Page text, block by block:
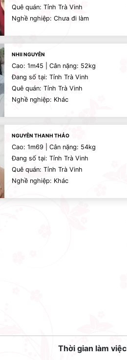
Quê quán: Tỉnh Trà Vinh
Nghề nghiệp: Chưa đi làm
NHII NGUYỄN
Cao: 1m45 | Cân nặng: 52kg
Đang số tại: Tỉnh Trà Vinh
Quê quán: Tỉnh Trà Vinh
Nghề nghiệp: Khác
NGUYỄN THANH THẢO
Cao: 1m69 | Cân nặng: 54kg
Đang số tại: Tỉnh Trà Vinh
Quê quán: Tỉnh Trà Vinh
Nghề nghiệp: Khác
Thời gian làm việc